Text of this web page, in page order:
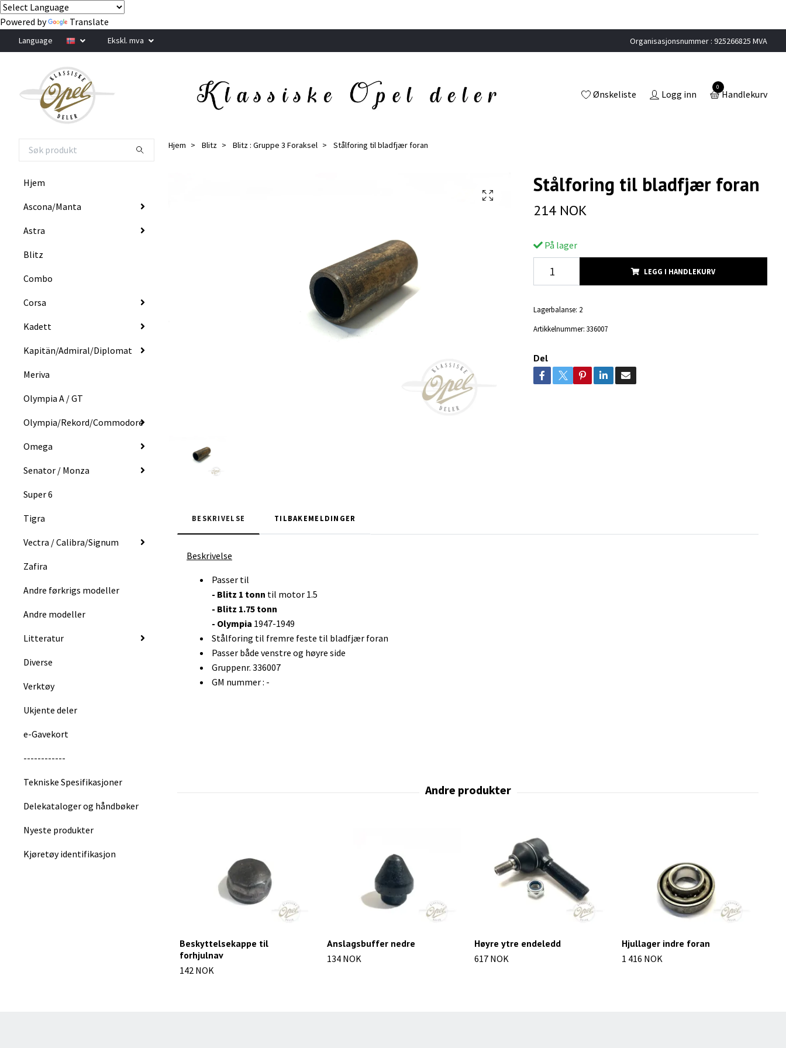
Powered by Translate
Language Ekskl. mva Organisasjonsnummer : 925266825 MVA
Ønskeliste Logg inn
0
Handlekurv
Hjem
Ascona/Manta
Astra
Blitz
Combo
Corsa
Kadett
Kapitän/Admiral/Diplomat
Meriva
Olympia A / GT
Olympia/Rekord/Commodore
Omega
Senator / Monza
Super 6
Tigra
Vectra / Calibra/Signum
Zafira
Andre førkrigs modeller
Andre modeller
Litteratur
Diverse
Verktøy
Ukjente deler
e-Gavekort
------------
Tekniske Spesifikasjoner
Delekataloger og håndbøker
Nyeste produkter
Kjøretøy identifikasjon
Hjem Blitz Blitz : Gruppe 3 Foraksel Stålforing til bladfjær foran
Stålforing til bladfjær foran
214 NOK
På lager
LEGG I HANDLEKURV
Lagerbalanse: 2
Artikkelnummer: 336007
Del
BESKRIVELSE TILBAKEMELDINGER
Beskrivelse
Passer til
- Blitz 1 tonn til motor 1.5
- Blitz 1.75 tonn
- Olympia 1947-1949
Stålforing til fremre feste til bladfjær foran
Passer både venstre og høyre side
Gruppenr. 336007
GM nummer : -
Beskyttelsekappe til
forhjulnav
142 NOK
Anslagsbuffer nedre
134 NOK
Høyre ytre endeledd
617 NOK
Hjullager indre foran
1 416 NOK